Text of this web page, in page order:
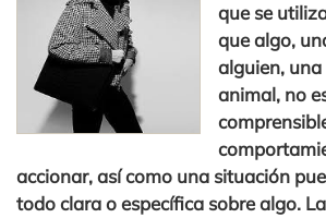
que se
que algo,
alguien,
animal, no
accionar, así como una situación
todo clara o específica sobre algo. La